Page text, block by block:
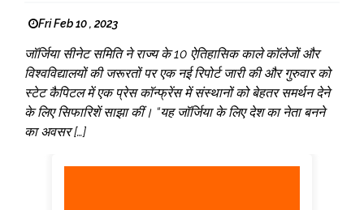
Fri Feb 10 , 2023
जॉर्जिया सीनेट समिति ने राज्य के 10 ऐतिहासिक काले कॉलेजों और
विश्वविद्यालयों की जरूरतों पर एक नई रिपोर्ट जारी की और गुरुवार को
स्टेट कैपिटल में एक प्रेस कॉन्फ्रेंस में संस्थानों को बेहतर समर्थन देने
के लिए सिफारिशें साझा कीं। “यह जॉर्जिया के लिए देश का नेता बनने
का अवसर […]